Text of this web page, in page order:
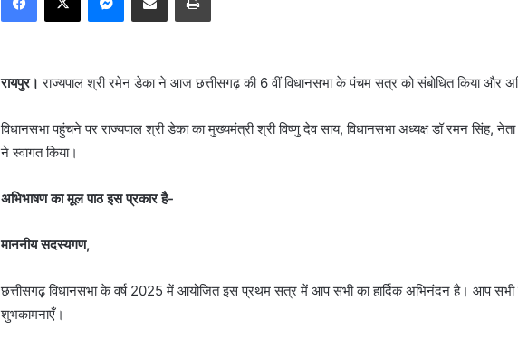
रायपुर। राज्यपाल श्री रमेन डेका ने आज छत्तीसगढ़ की 6 वीं विधानसभा के पंचम सत्र को संबोधित किया और
विधानसभा पहुंचने पर राज्यपाल श्री डेका का मुख्यमंत्री श्री विष्णु देव साय, विधानसभा अध्यक्ष डॉ रमन सिंह,
ने स्वागत किया।
अभिभाषण का मूल पाठ इस प्रकार है-
माननीय सदस्यगण,
छत्तीसगढ़ विधानसभा के वर्ष 2025 में आयोजित इस प्रथम सत्र में आप सभी का हार्दिक अभिनंदन है। आप सभी
शुभकामनाएँ।